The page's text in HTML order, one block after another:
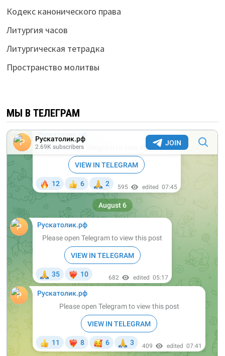
Кодекс канонического права
Литургия часов
Литургическая тетрадка
Пространство молитвы
МЫ В ТЕЛЕГРАМ